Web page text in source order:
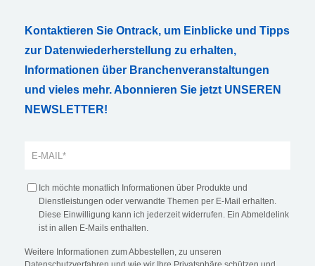
Kontaktieren Sie Ontrack, um Einblicke und Tipps
zur Datenwiederherstellung zu erhalten,
Informationen über Branchenveranstaltungen
und vieles mehr. Abonnieren Sie jetzt UNSEREN
NEWSLETTER!
Ich möchte monatlich Informationen über Produkte und
Dienstleistungen oder verwandte Themen per E-Mail erhalten.
Diese Einwilligung kann ich jederzeit widerrufen. Ein Abmeldelink
ist in allen E-Mails enthalten.
Weitere Informationen zum Abbestellen, zu unseren